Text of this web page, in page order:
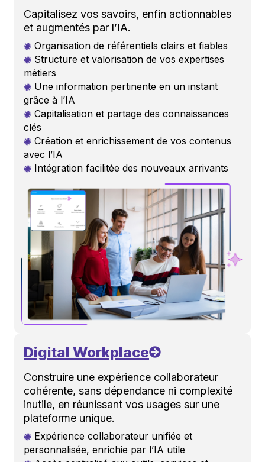
Capitalisez vos savoirs, enfin actionnables
et augmentés par l’IA.
Organisation de référentiels clairs et fiables
Structure et valorisation de vos expertises
métiers
Une information pertinente en un instant
grâce à l’IA
Capitalisation et partage des connaissances
clés
Création et enrichissement de vos contenus
avec l’IA
Intégration facilitée des nouveaux arrivants
Digital Workplace
Construire une expérience collaborateur
cohérente, sans dépendance ni complexité
inutile, en réunissant vos usages sur une
plateforme unique.
Expérience collaborateur unifiée et
personnalisée, enrichie par l’IA utile